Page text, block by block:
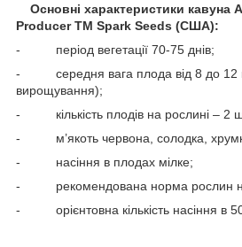
Основні характеристики кавуна
Producer ТМ Spark Seeds (США):
- період вегетації 70-75 днів;
- середня вага плода від 8 до 12
вирощування);
- кількість плодів на рослині – 2
- м’якоть червона, солодка,
- насіння в плодах мілке;
- рекомендована норма рослин
- орієнтовна кількість насіння в